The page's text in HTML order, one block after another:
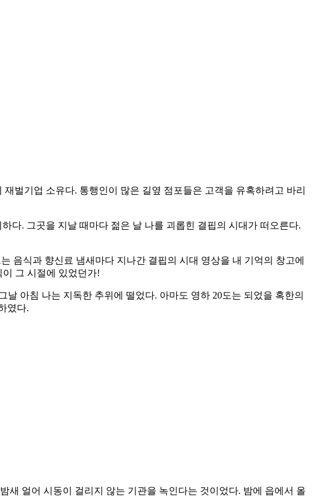
벌기업 소유다. 통행인이 많은 길옆 점포들은 고객을 유혹하려고 바리
다. 그곳을 지날 때마다 젊은 날 나를 괴롭힌 결핍의 시대가 떠오른다.
음식과 향신료 냄새마다 지나간 결핍의 시대 영상을 내 기억의 창고에
그 시절에 있었던가!
아침 나는 지독한 추위에 떨었다. 아마도 영하 20도는 되었을 혹한의
였다.
새 얼어 시동이 걸리지 않는 기관을 녹인다는 것이었다. 밤에 읍에서 올